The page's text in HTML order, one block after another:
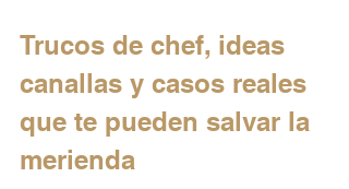
Trucos de chef, ideas
canallas y casos reales
que te pueden salvar la
merienda